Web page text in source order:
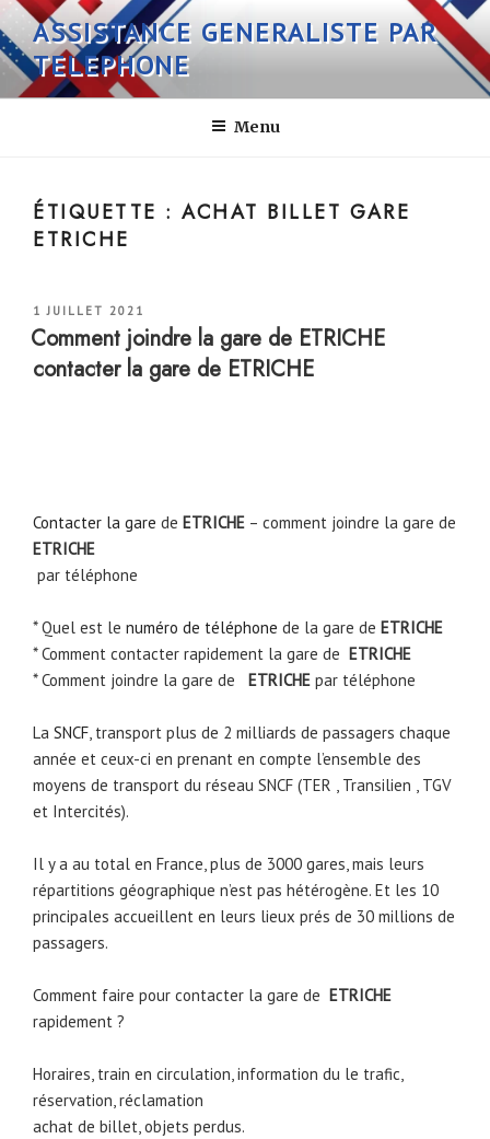
Aller
au
contenu
principal
ASSISTANCE GENERALISTE PAR
TELEPHONE
Menu
ÉTIQUETTE :ACHAT BILLET GARE
ETRICHE
PUBLIÉ
LE
1 JUILLET 2021
Comment joindre la gare de ETRICHE
contacter la gare de ETRICHE
Contacter la gare de ETRICHE – comment joindre la gare de
ETRICHE
par téléphone
* Quel est le numéro de téléphone de la gare de ETRICHE
* Comment contacter rapidement la gare de ETRICHE
* Comment joindre la gare de
ETRICHE par téléphone
La SNCF, transport plus de 2 milliards de passagers chaque
année et ceux-ci en prenant en compte l’ensemble des
moyens de transport du réseau SNCF (TER , Transilien , TGV
et Intercités).
Il y a au total en France, plus de 3000 gares, mais leurs
répartitions géographique n’est pas hétérogène. Et les 10
principales accueillent en leurs lieux prés de 30 millions de
passagers.
Comment faire pour contacter la gare de ETRICHE
rapidement ?
Horaires, train en circulation, information du le trafic,
réservation, réclamation
achat de billet, objets perdus.